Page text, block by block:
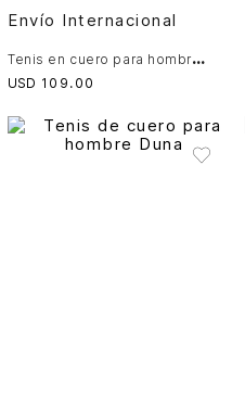
Envío Internacional
T
enis en cuero para hombre Savanna
USD 109 . 00